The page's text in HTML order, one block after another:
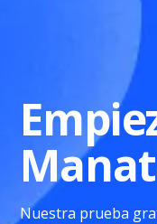
Nuestra prueba